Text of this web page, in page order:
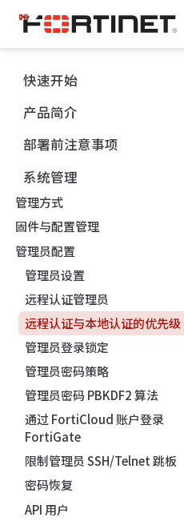
跳
至
主
內
容
快速开始
产品简介
部署前注意事项
系统管理
管理方式
固件与配置管理
管理员配置
管理员设置
远程认证管理员
远程认证与本地认证的优先级
管理员登录锁定
管理员密码策略
管理员密码 PBKDF2 算法
通过 FortiCloud 账户登录
FortiGate
限制管理员 SSH/Telnet 跳板
密码恢复
API 用户